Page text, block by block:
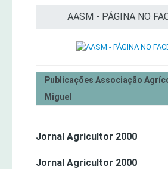
AASM - PÁGINA NO
Publicações Associação
Miguel
Jornal Agricultor 2000
Jornal Agricultor 2000